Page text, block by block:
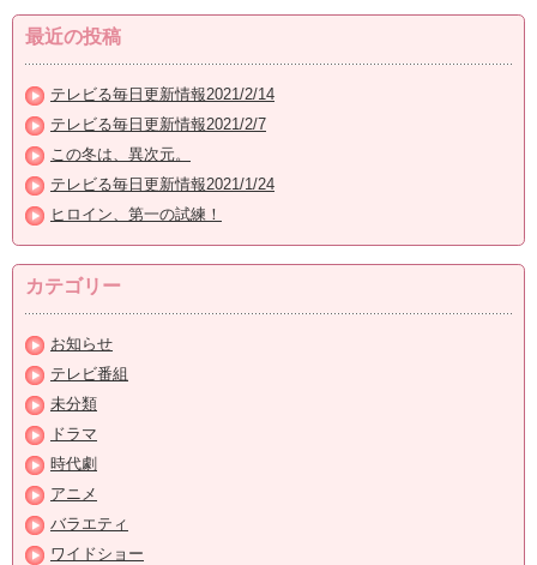
最近の投稿
テレビる毎日更新情報2021/2/14
テレビる毎日更新情報2021/2/7
この冬は、異次元。
テレビる毎日更新情報2021/1/24
ヒロイン、第一の試練！
カテゴリー
お知らせ
テレビ番組
未分類
ドラマ
時代劇
アニメ
バラエティ
ワイドショー